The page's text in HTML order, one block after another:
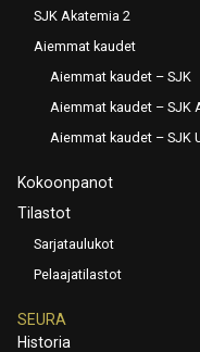
SJK Akatemia 2
Aiemmat kaudet
Aiemmat kaudet – SJK
Aiemmat kaudet – SJK
Aiemmat kaudet – SJK
Kokoonpanot
Tilastot
Sarjataulukot
Pelaajatilastot
SEURA
Historia